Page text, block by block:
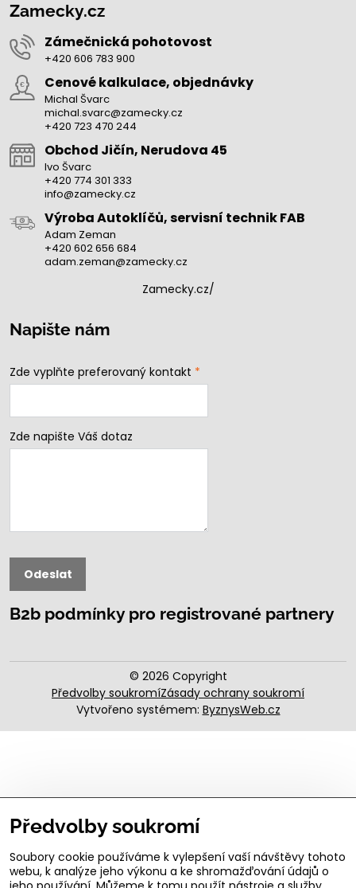
Zamecky.cz
Zámečnická pohotovost
+420 606 783 900
Cenové kalkulace, objednávky
Michal Švarc
michal.svarc@zamecky.cz
+420 723 470 244
Obchod Jičín, Nerudova 45
Ivo Švarc
+420 774 301 333
info@zamecky.cz
Výroba Autoklíčů, servisní technik FAB
Adam Zeman
+420 602 656 684
adam.zeman@zamecky.cz
Zamecky.cz/
Napište nám
Zde vyplňte preferovaný kontakt *
Zde napište Váš dotaz
Odeslat
B2b podmínky pro registrované partnery
© 2026 Copyright
Předvolby soukromíZásady ochrany soukromí
Vytvořeno systémem: ByznysWeb.cz
Předvolby soukromí
Soubory cookie používáme k vylepšení vaší návštěvy tohoto
webu, k analýze jeho výkonu a ke shromažďování údajů o